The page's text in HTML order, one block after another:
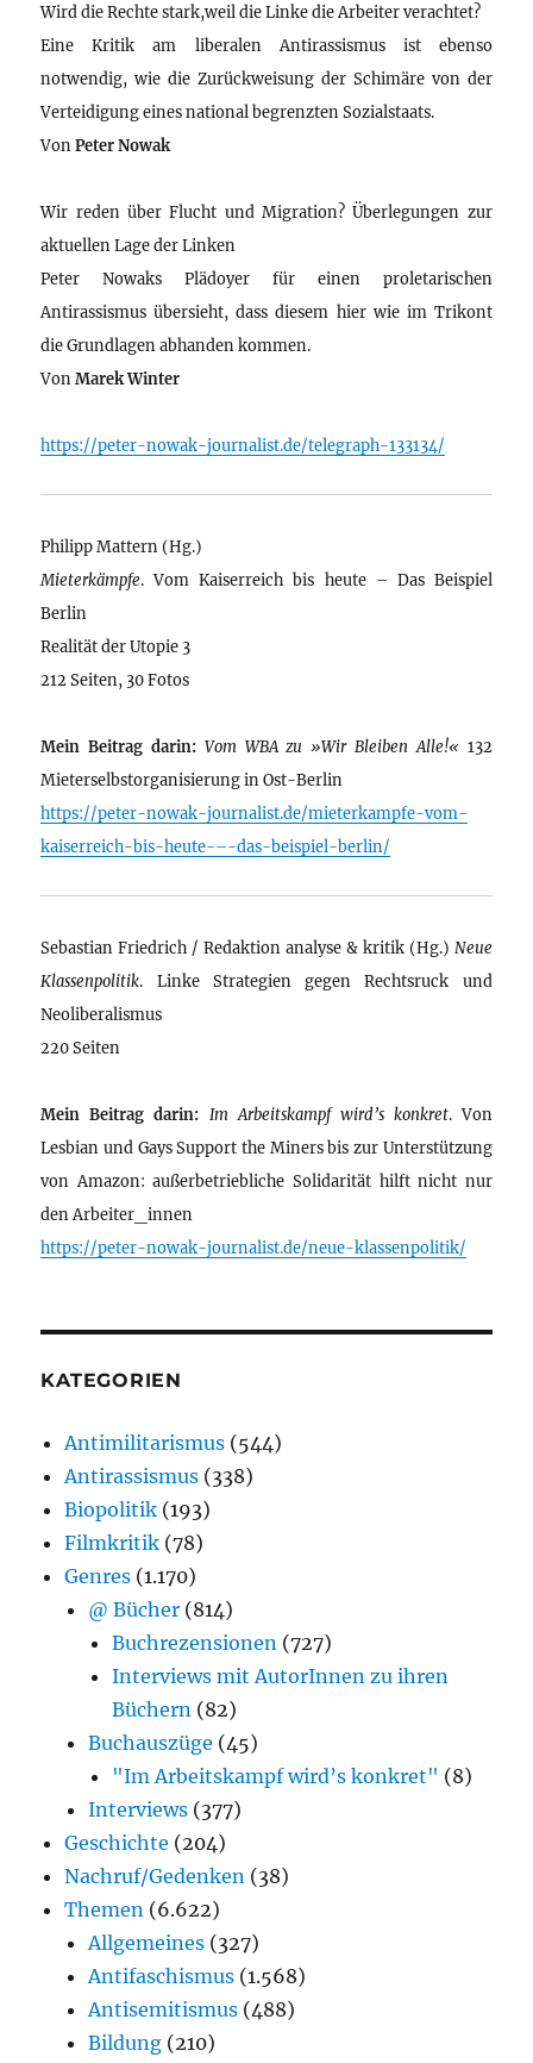
Wird die Rechte stark,weil die Linke die Arbeiter verachtet?
Eine Kritik am liberalen Antirassismus ist ebenso
notwendig, wie die Zurückweisung der Schimäre von der
Verteidigung eines national begrenzten Sozialstaats.
VonPeter Nowak
Wir reden über Flucht und Migration? Überlegungen zur
aktuellen Lage der Linken
Peter Nowaks Plädoyer für einen proletarischen
Antirassismus übersieht, dass diesem hier wie im Trikont
die Grundlagen abhanden kommen.
VonMarek Winter
https://peter-nowak-journalist.de/telegraph-133134/
Philipp Mattern (Hg.)
Mieterkämpfe. Vom Kaiserreich bis heute – Das Beispiel
Berlin
Realität der Utopie 3
212 Seiten, 30 Fotos
Mein Beitrag darin: Vom WBA zu »Wir Bleiben Alle!« 132
Mieterselbstorganisierung in Ost-Berlin
https://peter-nowak-journalist.de/mieterkampfe-vom-
kaiserreich-bis-heute-–-das-beispiel-berlin/
Sebastian Friedrich / Redaktion analyse & kritik (Hg.) Neue
Klassenpolitik. Linke Strategien gegen Rechtsruck und
Neoliberalismus
220 Seiten
Mein Beitrag darin: Im Arbeitskampf wird’s konkret. Von
Lesbian und Gays Support the Miners bis zur Unterstützung
von Amazon: außerbetriebliche Solidarität hilft nicht nur
den Arbeiter_innen
https://peter-nowak-journalist.de/neue-klassenpolitik/
KATEGORIEN
Antimilitarismus (544)
Antirassismus (338)
Biopolitik (193)
Filmkritik (78)
Genres (1.170)
@ Bücher (814)
Buchrezensionen (727)
Interviews mit AutorInnen zu ihren
Büchern (82)
Buchauszüge (45)
"Im Arbeitskampf wird’s konkret" (8)
Interviews (377)
Geschichte (204)
Nachruf/Gedenken (38)
Themen (6.622)
Allgemeines (327)
Antifaschismus (1.568)
Antisemitismus (488)
Bildung (210)